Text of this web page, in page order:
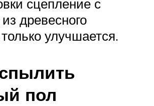
сцепление с
древесного
улучшается.
пол